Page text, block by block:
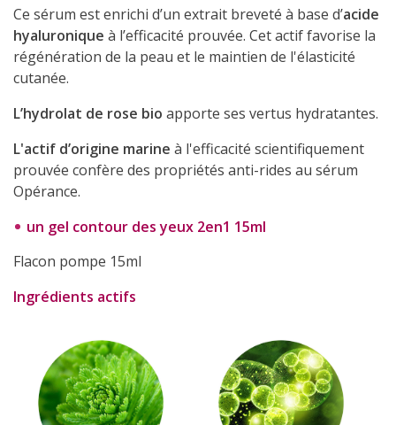
Ce sérum est enrichi d’un extrait breveté à base d’acide
hyaluronique à l’efficacité prouvée. Cet actif favorise la
régénération de la peau et le maintien de l'élasticité
cutanée.
L’hydrolat de rose bio apporte ses vertus hydratantes.
L'actif d’origine marine à l'efficacité scientifiquement
prouvée confère des propriétés anti-rides au sérum
Opérance.
un gel contour des yeux 2en1 15ml
Flacon pompe 15ml
Ingrédients actifs